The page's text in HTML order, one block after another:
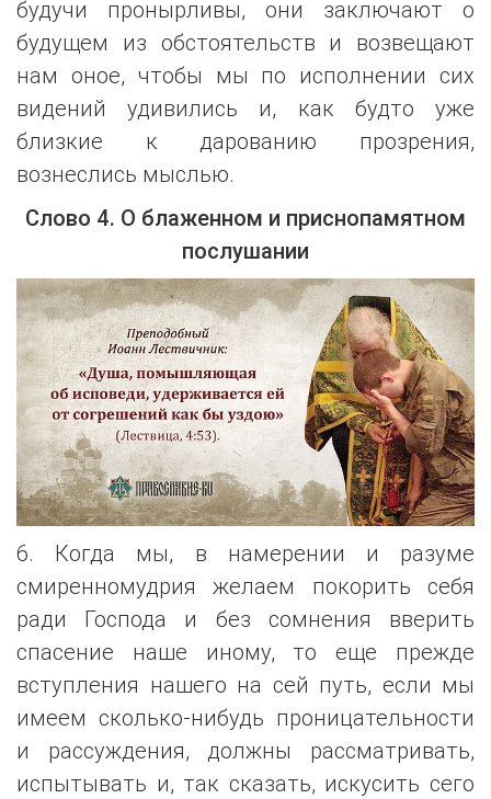
будучи пронырливы, они заключают о
будущем из обстоятельств и возвещают
нам оное, чтобы мы по исполнении сих
видений удивились и, как будто уже
близкие к дарованию прозрения,
вознеслись мыслью.
Слово 4. О блаженном и приснопамятном
послушании
6. Когда мы, в намерении и разуме
смиренномудрия желаем покорить себя
ради Господа и без сомнения вверить
спасение наше иному, то еще прежде
вступления нашего на сей путь, если мы
имеем сколько-нибудь проницательности
и рассуждения, должны рассматривать,
испытывать и, так сказать, искусить сего